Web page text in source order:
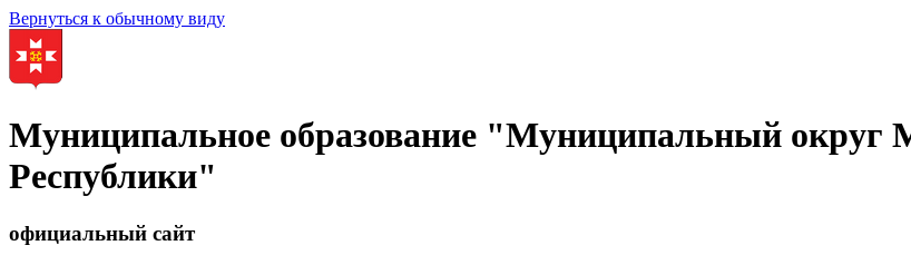
Вернуться к обычному виду
Муниципальное образование "Муниципальный округ
Республики"
официальный сайт